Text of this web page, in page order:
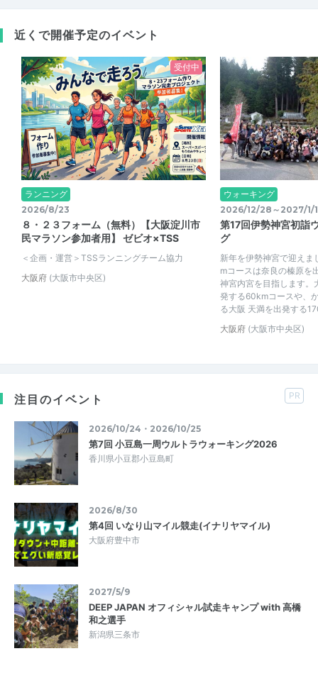
近くで開催予定のイベント
受付中
ランニング
2026/8/23
８・２３フォーム（無料）【大阪淀川市
民マラソン参加者用】 ゼビオ×TSS
＜企画・運営＞TSSランニングチーム協力
大阪府 (大阪市中央区)
ウォーキング
2026/12/28～2027/1/1
第17回伊勢神宮初詣
グ
新年を伊勢神宮で迎え
mコースは奈良の榛原を
神宮内宮を目指します。
発する60kmコースや、
る大阪 天満を出発する
大阪府 (大阪市中央区)
注目のイベント PR
2026/10/24・2026/10/25
第7回 小豆島一周ウルトラウォーキング2026
香川県小豆郡小豆島町
2026/8/30
第4回 いなり山マイル競走(イナリヤマイル)
大阪府豊中市
2027/5/9
DEEP JAPAN オフィシャル試走キャンプ with 高橋
和之選手
新潟県三条市